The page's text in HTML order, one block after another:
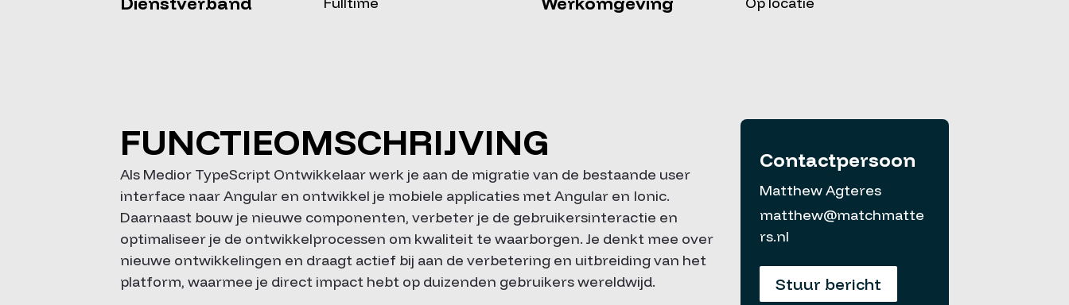
FUNCTIEOMSCHRIJVING
Als Medior TypeScript Ontwikkelaar werk je aan de migratie van de bestaande user
interface naar Angular en ontwikkel je mobiele applicaties met Angular en Ionic.
Daarnaast bouw je nieuwe componenten, verbeter je de gebruikersinteractie en
optimaliseer je de ontwikkelprocessen om kwaliteit te waarborgen. Je denkt mee over
nieuwe ontwikkelingen en draagt actief bij aan de verbetering en uitbreiding van het
platform, waarmee je direct impact hebt op duizenden gebruikers wereldwijd.
Contactpersoon
Matthew Agteres
matthew@matchmatte
rs.nl
Stuur bericht